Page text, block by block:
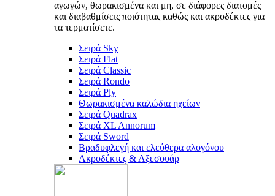
αγωγών, θωρακισμένα και μη, σε διάφορες διατομές
και διαβαθμίσεις ποιότητας καθώς και ακροδέκτες για
τα τερματίσετε.
Σειρά Sky
Σειρά Flat
Σειρά Classic
Σειρά Rondo
Σειρά Ply
Θωρακισμένα καλώδια ηχείων
Σειρά Quadrax
Σειρά XL Annorum
Σειρά Sword
Βραδυφλεγή και ελεύθερα αλογόνου
Ακροδέκτες & Αξεσουάρ